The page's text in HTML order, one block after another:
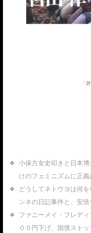
小保方女史叩きと日本
けのフェミニズムに正義
どうしてネトウヨは何
ンネの日記事件と、安
ファニーメイ・フレデ
００円下げ、国債スト